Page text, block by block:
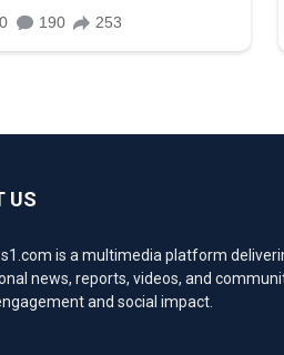
US
is a multimedia platform
news, reports, videos, and
and social impact.